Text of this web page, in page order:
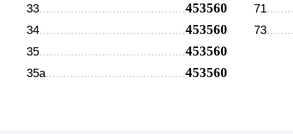
33 453560
34 453560
35 453560
35а 453560
71
73